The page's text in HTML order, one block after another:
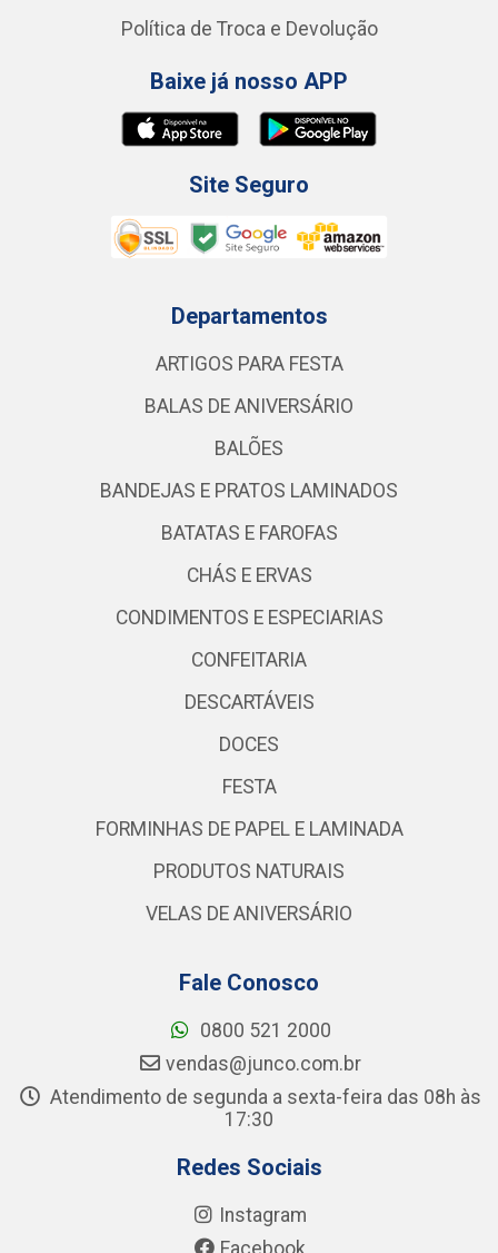
Política de Troca e Devolução
Baixe já nosso APP
Site Seguro
Departamentos
ARTIGOS PARA FESTA
BALAS DE ANIVERSÁRIO
BALÕES
BANDEJAS E PRATOS LAMINADOS
BATATAS E FAROFAS
CHÁS E ERVAS
CONDIMENTOS E ESPECIARIAS
CONFEITARIA
DESCARTÁVEIS
DOCES
FESTA
FORMINHAS DE PAPEL E LAMINADA
PRODUTOS NATURAIS
VELAS DE ANIVERSÁRIO
Fale Conosco
0800 521 2000
vendas@junco.com.br
Atendimento de segunda a sexta-feira das 08h às
17:30
Redes Sociais
Instagram